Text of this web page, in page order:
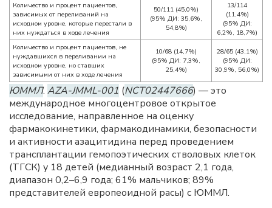
Количество и процент пациентов,
зависимых от переливаний на
исходном уровне, которые перестали в
них нуждаться в ходе лечения
50/111 (45,0%)
(95% ДИ: 35,6%,
54,8%)
13/114
(11,4%)
(95% ДИ:
6,2%, 18,7%)
Количество и процент пациентов, не
нуждавшихся в переливании на
исходном уровне, но ставших
зависимыми от них в ходе лечения
10/68 (14,7%)
(95% ДИ: 7,3%,
25,4%)
28/65 (43,1%)
(95% ДИ:
30,9%, 56,0%)
ЮММЛ. AZA-JMML-001 (NCT02447666) — это
международное многоцентровое открытое
исследование, направленное на оценку
фармакокинетики, фармакодинамики, безопасности
и активности азацитидина перед проведением
трансплантации гемопоэтических стволовых клеток
(ТГСК) у 18 детей (медианный возраст 2,1 года,
диапазон 0,2–6,9 года; 61% мальчиков; 89%
представителей европеоидной расы) с ЮММЛ.